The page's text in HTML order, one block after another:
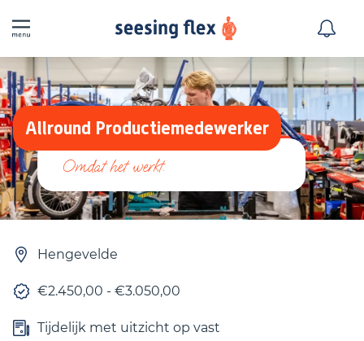
Allround Productiemedewerker
Hengevelde
€2.450,00 - €3.050,00
Tijdelijk met uitzicht op vast